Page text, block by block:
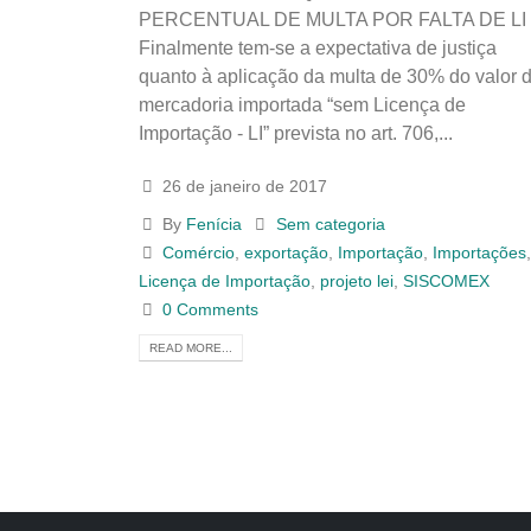
PERCENTUAL DE MULTA POR FALTA DE LI
Finalmente tem-se a expectativa de justiça
quanto à aplicação da multa de 30% do valor
mercadoria importada “sem Licença de
Importação - LI” prevista no art. 706,...
26 de janeiro de 2017
By Fenícia
Sem categoria
Comércio ,exportação Importação Importações
Licença de Importação projeto lei SISCOMEX
0 Comments
READ MORE...